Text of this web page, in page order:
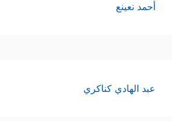
أحمد نعينع
عبد الهادي كناكري